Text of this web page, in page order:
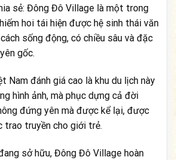
sẻ: Đông Đô Village là một trong
hoi tái hiện được hệ sinh thái văn
sống động, có chiều sâu và đặc
gốc.
Nam đánh giá cao là khu du lịch này
hình ảnh, mà phục dựng cả đời
đứng yên mà được kể lại, được
truyền cho giới trẻ.
sở hữu, Đông Đô Village hoàn